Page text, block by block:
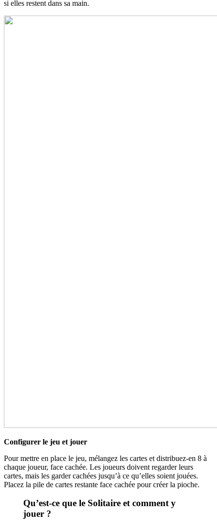
si elles restent dans sa main.
Configurer le jeu et jouer
Pour mettre en place le jeu, mélangez les cartes et distribuez-en 8 à
chaque joueur, face cachée. Les joueurs doivent regarder leurs
cartes, mais les garder cachées jusqu’à ce qu’elles soient jouées.
Placez la pile de cartes restante face cachée pour créer la pioche.
Qu’est-ce que le Solitaire et comment y
jouer ?